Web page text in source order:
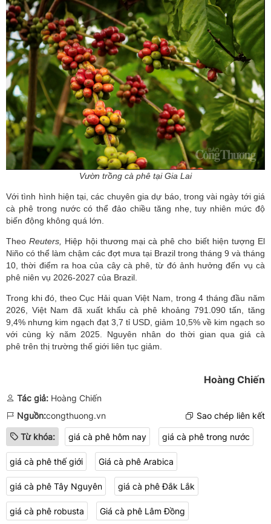
Vườn trồng cà phê tại Gia Lai
Với tình hình hiện tại, các chuyên gia dự báo, trong vài ngày tới giá
cà phê trong nước có thể đảo chiều tăng nhẹ, tuy nhiên mức độ
biến động không quá lớn.
TheoReuters, Hiệp hội thương mại cà phê cho biết hiện tượng El
Niño có thể làm chậm các đợt mưa tại Brazil trong tháng 9 và tháng
10, thời điểm ra hoa của cây cà phê, từ đó ảnh hưởng đến vụ cà
phê niên vụ 2026-2027 của Brazil.
Trong khi đó, theo Cục Hải quan Việt Nam, trong 4 tháng đầu năm
2026, Việt Nam đã xuất khẩu cà phê khoảng 791.090 tấn, tăng
9,4% nhưng kim ngạch đạt 3,7 tỉ USD, giảm 10,5% về kim ngạch so
với cùng kỳ năm 2025. Nguyên nhân do thời gian qua giá cà
phê trên thị trường thế giới liên tục giảm.
Hoàng Chiến
Tác giả: Hoàng Chiến
Nguồn:congthuong.vn Sao chép liên kết
Từ khóa: giá cà phê hôm nay giá cà phê trong nước
giá cà phê thế giới Giá cà phê Arabica
giá cà phê Tây Nguyên giá cà phê Đắk Lắk
giá cà phê robusta Giá cà phê Lâm Đồng